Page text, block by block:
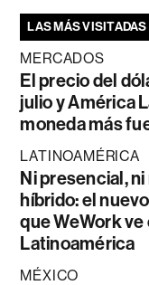
LAS MÁS VISITADAS
MERCADOS
El precio del
julio y América
moneda más
LATINOAMÉRICA
Ni presencial,
híbrido: el
que WeWork
Latinoamérica
MÉXICO